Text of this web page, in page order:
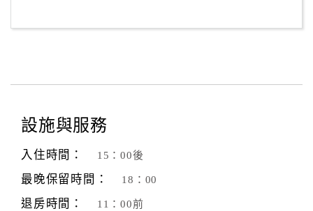
設施與服務
入住時間： 15：00後
最晚保留時間： 18：00
退房時間： 11：00前